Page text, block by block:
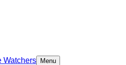
Watchers Menu